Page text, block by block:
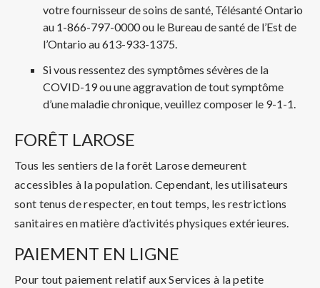
votre fournisseur de soins de santé, Télésanté Ontario
au 1-866-797-0000 ou le Bureau de santé de l’Est de
l’Ontario au 613-933-1375.
Si vous ressentez des symptômes sévères de la
COVID-19 ou une aggravation de tout symptôme
d’une maladie chronique, veuillez composer le 9-1-1.
FORÊT LAROSE
Tous les sentiers de la forêt Larose demeurent
accessibles à la population. Cependant, les utilisateurs
sont tenus de respecter, en tout temps, les restrictions
sanitaires en matière d’activités physiques extérieures.
PAIEMENT EN LIGNE
Pour tout paiement relatif aux Services à la petite